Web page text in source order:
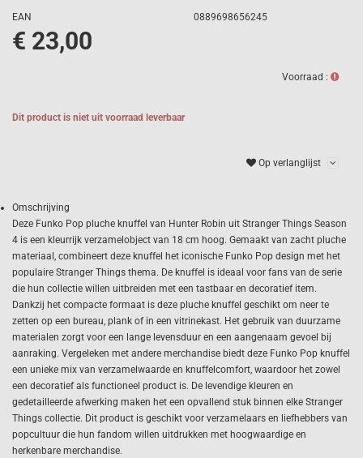
EAN 0889698656245
€ 23,00
Voorraad :
Dit product is niet uit voorraad leverbaar
Op verlanglijst
Omschrijving
Deze Funko Pop pluche knuffel van Hunter Robin uit Stranger Things Season
4 is een kleurrijk verzamelobject van 18 cm hoog. Gemaakt van zacht pluche
materiaal, combineert deze knuffel het iconische Funko Pop design met het
populaire Stranger Things thema. De knuffel is ideaal voor fans van de serie
die hun collectie willen uitbreiden met een tastbaar en decoratief item.
Dankzij het compacte formaat is deze pluche knuffel geschikt om neer te
zetten op een bureau, plank of in een vitrinekast. Het gebruik van duurzame
materialen zorgt voor een lange levensduur en een aangenaam gevoel bij
aanraking. Vergeleken met andere merchandise biedt deze Funko Pop knuffel
een unieke mix van verzamelwaarde en knuffelcomfort, waardoor het zowel
een decoratief als functioneel product is. De levendige kleuren en
gedetailleerde afwerking maken het een opvallend stuk binnen elke Stranger
Things collectie. Dit product is geschikt voor verzamelaars en liefhebbers van
popcultuur die hun fandom willen uitdrukken met hoogwaardige en
herkenbare merchandise.